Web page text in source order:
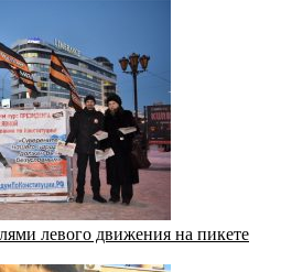
левого движения на пикете